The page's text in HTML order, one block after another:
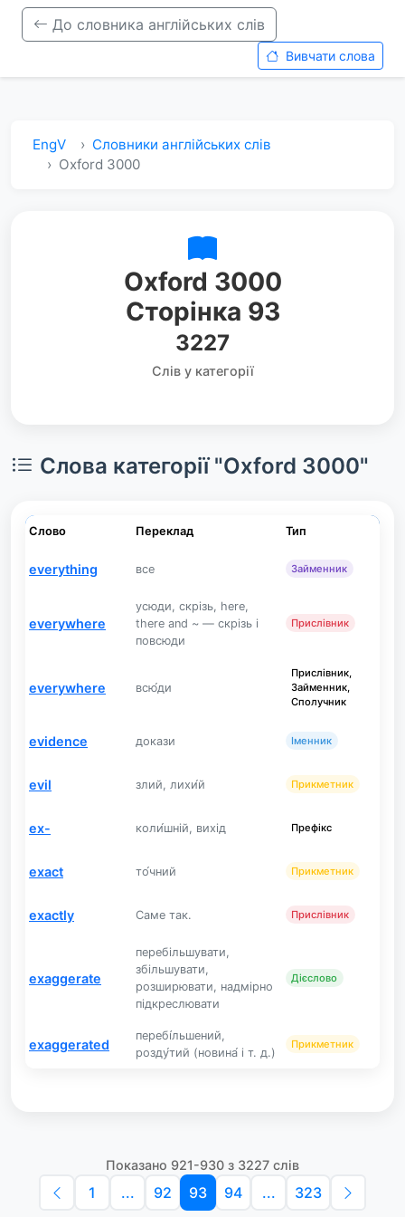
До словника англійських слів
Вивчати слова
EngV
Словники англійських слів
Oxford 3000
Oxford 3000
Сторінка 93
3227
Слів у категорії
Слова категорії "Oxford 3000"
Слово Переклад Тип
everything все Займенник
everywhere
усюди, скрізь, here,
there and ~ — скрізь і
повсюди
Прислівник
everywhere всю́ди
Прислівник,
Займенник,
Сполучник
evidence докази Іменник
evil злий, лихи́й Прикметник
ex- коли́шній, вихід Префікс
exact то́чний Прикметник
exactly Саме так. Прислівник
exaggerate
перебільшувати,
збільшувати,
розширювати, надмірно
підкреслювати
Дієслово
exaggerated
перебі́льшений,
розду́тий (новина́ і т. д.)
Прикметник
Показано 921-930 з 3227 слів
1 ... 92 93 94 ... 323